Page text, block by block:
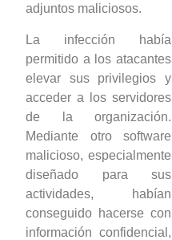
adjuntos maliciosos.
La infección había
permitido a los atacantes
elevar sus privilegios y
acceder a los servidores
de la organización.
Mediante otro software
malicioso, especialmente
diseñado para sus
actividades, habían
conseguido hacerse con
información confidencial,